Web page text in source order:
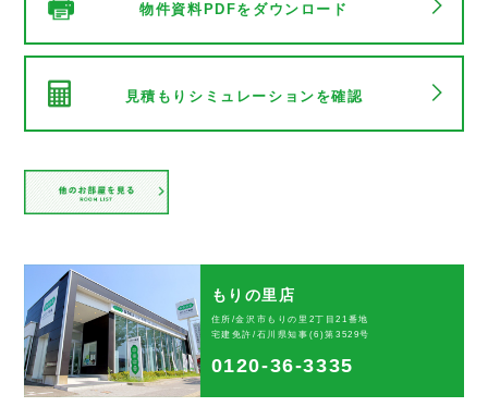
物件資料PDFをダウンロード
見積もりシミュレーションを確認
もりの里店
住所/金沢市もりの里2丁目21番地
宅建免許/石川県知事(6)第3529号
0120-36-3335